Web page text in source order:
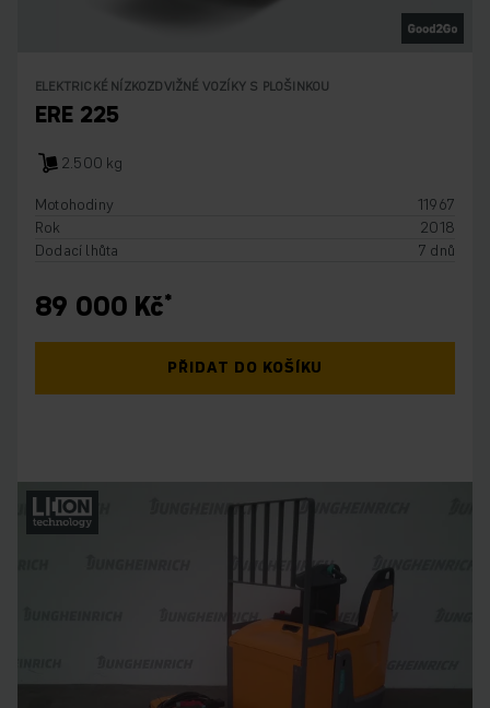
ELEKTRICKÉ NÍZKOZDVIŽNÉ VOZÍKY S PLOŠINKOU
ERE 225
2.500 kg
Motohodiny
11967
Rok
2018
Dodací lhůta
7 dnů
89 000 Kč
PŘIDAT DO KOŠÍKU